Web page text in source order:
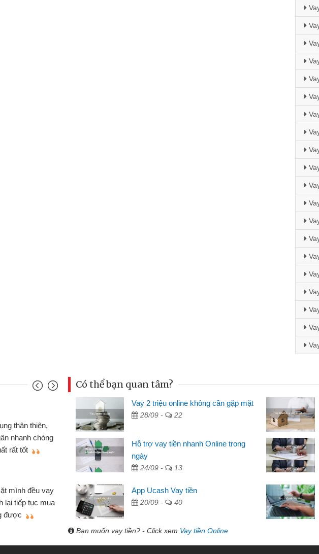
định cầm cố chiếc xe wave
gói vay tiền bằng CMND online
rất tiện lợi, sẽ giới thiệu cho bạn
bán nhỏ lẻ nhiều lúc cần vốn nhập
qua bạn bè giới thiệu tôi đã giải
mình nhanh chóng
Mai Lan - Sinh viên
Tôi biết đến thông qua quảng cáo
sinh viên nên cần đóng tiền nhà,
thấy thủ tục nhanh gọn nên tôi
Mất 2 tuần các ngân hàng
cần có 2 triệu để giải quyết việc
được thôi. Cảm ơn đã giúp tôi kịp
Có thể bạn quan tâm?
Vay 2 triệu online không cần gặp mặt
28/09 - 22
Hỗ trợ vay tiền nhanh Online trong
ngày
24/09 - 13
App Ucash Vay tiền
20/09 - 40
Bạn muốn vay tiền? - Click xem Vay tiền Online